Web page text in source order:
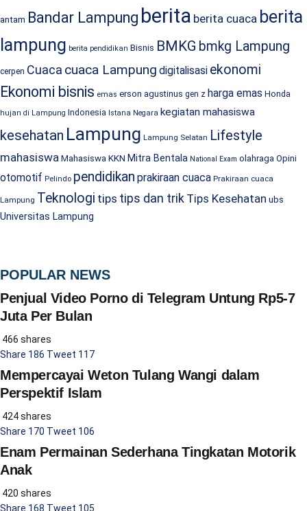
antam Bandar Lampung berita berita cuaca berita
lampung berita pendidikan Bisnis BMKG bmkg Lampung
cerpen Cuaca cuaca Lampung digitalisasi ekonomi
Ekonomi bisnis emas erson agustinus gen z harga emas Honda
hujan di Lampung Indonesia Istana Negara kegiatan mahasiswa
kesehatan Lampung Lampung Selatan Lifestyle
mahasiswa Mahasiswa KKN Mitra Bentala National Exam olahraga Opini
otomotif Pelindo pendidikan prakiraan cuaca Prakiraan cuaca
Lampung Teknologi tips tips dan trik Tips Kesehatan ubs
Universitas Lampung
POPULAR NEWS
Penjual Video Porno di Telegram Untung Rp5-7
Juta Per Bulan
466 shares
Share 186 Tweet 117
Mempercayai Weton Tulang Wangi dalam
Perspektif Islam
424 shares
Share 170 Tweet 106
Enam Permainan Sederhana Tingkatan Motorik
Anak
420 shares
Share 168 Tweet 105